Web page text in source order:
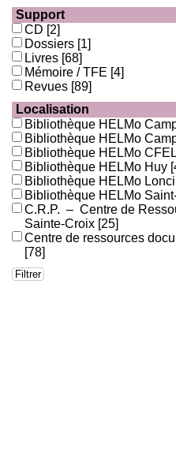
Support
CD [2]
Dossiers [1]
Livres [68]
Mémoire / TFE [4]
Revues [89]
Localisation
Bibliothèque HELMo
Bibliothèque HELMo
Bibliothèque HELMo CFEL
Bibliothèque HELMo Huy
Bibliothèque HELMo
Bibliothèque HELMo
C.R.P. – Centre de
Sainte-Croix [25]
Centre de ressources
[78]